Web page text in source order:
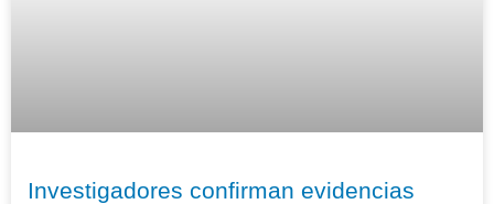
Investigadores confirman evidencias